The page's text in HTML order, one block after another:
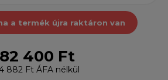
a termék újra raktáron van
82 400 Ft
882 Ft ÁFA nélkül